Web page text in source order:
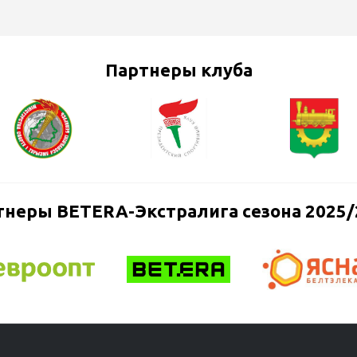
Партнеры клуба
BETERA-Экстралига сезона